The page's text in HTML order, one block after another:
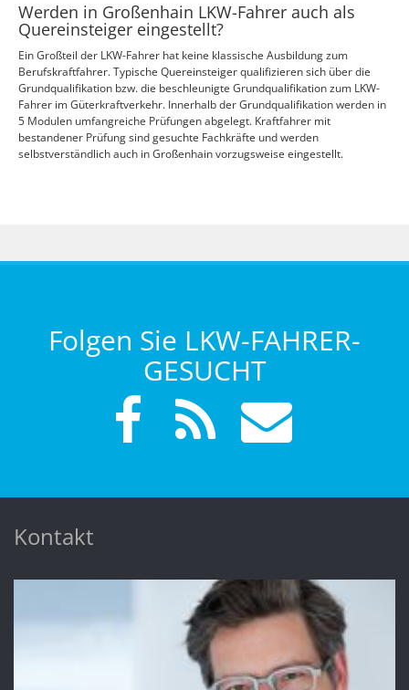
Werden in Großenhain LKW-Fahrer auch als
Quereinsteiger eingestellt?
Ein Großteil der LKW-Fahrer hat keine klassische Ausbildung zum
Berufskraftfahrer. Typische Quereinsteiger qualifizieren sich über die
Grundqualifikation bzw. die beschleunigte Grundqualifikation zum LKW-
Fahrer im Güterkraftverkehr. Innerhalb der Grundqualifikation werden in
5 Modulen umfangreiche Prüfungen abgelegt. Kraftfahrer mit
bestandener Prüfung sind gesuchte Fachkräfte und werden
selbstverständlich auch in Großenhain vorzugsweise eingestellt.
Folgen Sie LKW-FAHRER-
GESUCHT
Kontakt